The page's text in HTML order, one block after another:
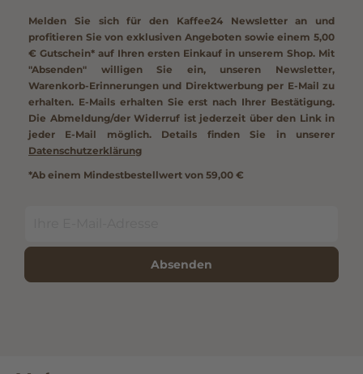
Melden Sie sich für den Kaffee24 Newsletter an und
profitieren Sie von exklusiven Angeboten sowie einem 5,00
€ Gutschein* auf Ihren ersten Einkauf in unserem Shop. Mit
"Absenden" willigen Sie ein, unseren Newsletter,
Warenkorb-Erinnerungen und Direktwerbung per E-Mail zu
erhalten. E-Mails erhalten Sie erst nach Ihrer Bestätigung.
Die Abmeldung/der Widerruf ist jederzeit über den Link in
jeder E-Mail möglich. Details finden Sie in unserer
Datenschutzerklärung
*Ab einem Mindestbestellwert von 59,00 €
Absenden